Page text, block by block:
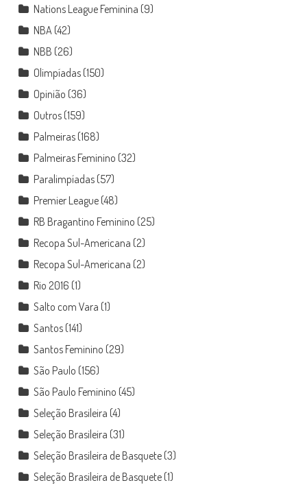
Nations League Feminina (9)
NBA(42)
NBB (26)
Olimpíadas(150)
Opinião (36)
Outros(159)
Palmeiras(168)
Palmeiras Feminino (32)
Paralimpíadas(57)
Premier League(48)
RB Bragantino Feminino (25)
Recopa Sul-Americana (2)
Recopa Sul-Americana (2)
Rio 2016 (1)
Salto com Vara (1)
Santos(141)
Santos Feminino (29)
São Paulo (156)
São Paulo Feminino (45)
Seleção Brasileira (4)
Seleção Brasileira (31)
Seleção Brasileira de Basquete(3)
Seleção Brasileira de Basquete(1)